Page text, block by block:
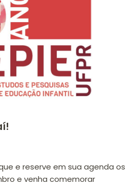
e reserve em sua agenda os
e venha comemorar